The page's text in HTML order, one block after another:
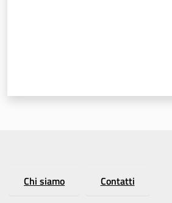
Chi siamo Contatti